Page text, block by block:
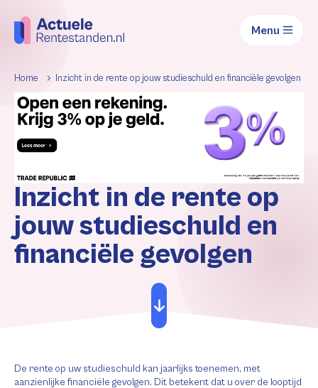
Menu
Home Inzicht in de rente op jouw studieschuld en financiële gevolgen
Inzicht in de rente op
jouw studieschuld en
financiële gevolgen
De rente op uw studieschuld kan jaarlijks toenemen, met
aanzienlijke financiële gevolgen. Dit betekent dat u over de looptijd